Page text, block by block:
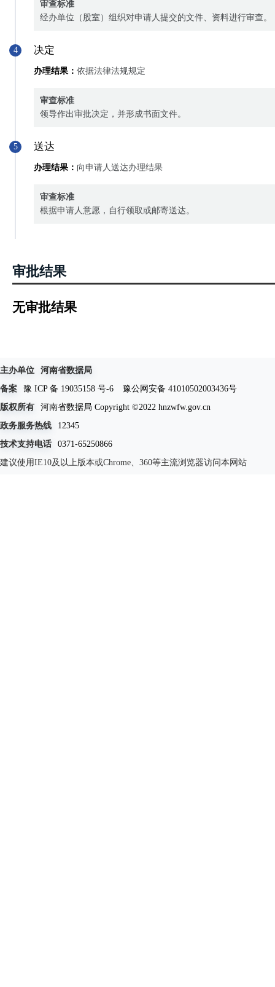
审查标准
经办单位（股室）组织对申请人提交的文件、资料进行审查。
4 决定
办理结果： 依据法律法规规定
审查标准
领导作出审批决定，并形成书面文件。
5 送达
办理结果： 向申请人送达办理结果
审查标准
根据申请人意愿，自行领取或邮寄送达。
审批结果
无审批结果
主办单位
河南省数据局
备案
豫 ICP 备 19035158 号-6
豫公网安备 41010502003436号
版权所有
河南省数据局 Copyright ©2022 hnzwfw.gov.cn
政务服务热线
12345
技术支持电话
0371-65250866
建议使用IE10及以上版本或Chrome、360等主流浏览器访问本网站